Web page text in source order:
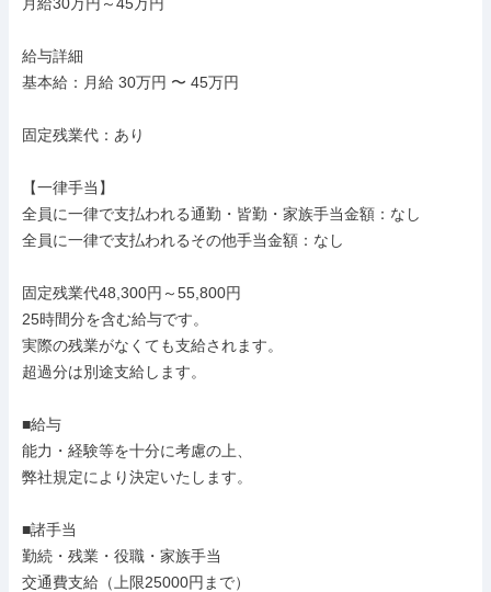
給与詳細
基本給：月給 30万円 〜 45万円
固定残業代：あり
【一律手当】
全員に一律で支払われる通勤・皆勤・家族手当金額：なし
全員に一律で支払われるその他手当金額：なし
固定残業代48,300円～55,800円
25時間分を含む給与です。
実際の残業がなくても支給されます。
超過分は別途支給します。
■給与
能力・経験等を十分に考慮の上、
弊社規定により決定いたします。
■諸手当
勤続・残業・役職・家族手当
交通費支給（上限25000円まで）